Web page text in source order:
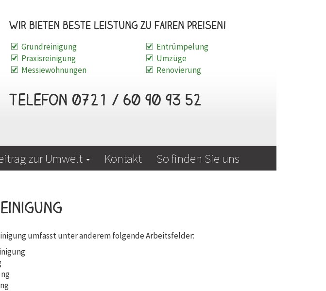
Wir bieten beste Leistung zu fairen Preisen!
Grundreinigung
Praxisreinigung
Messiewohnungen
Entrümpelung
Umzüge
Renovierung
Telefon 0721 / 60 90 93 52
zur Umwelt Kontakt So finden Sie uns
umfasst unter anderem folgende Arbeitsfelder: